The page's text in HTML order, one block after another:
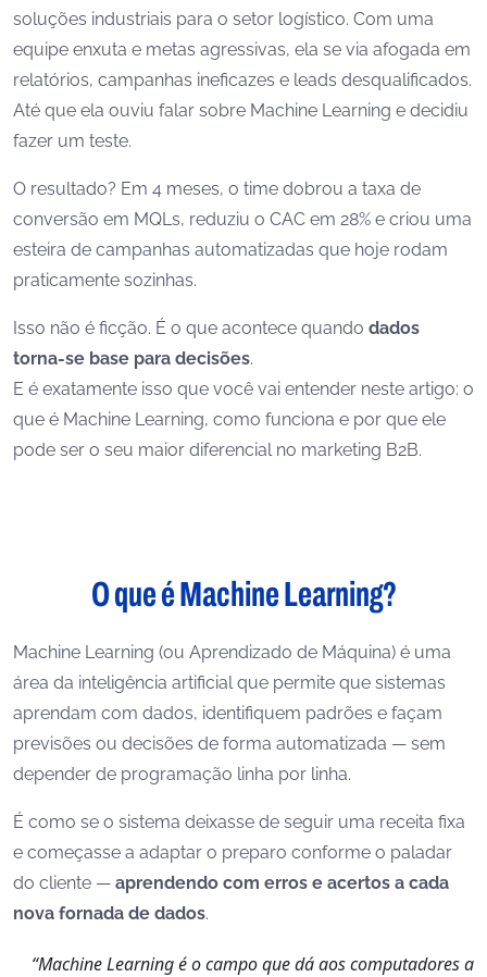
soluções industriais para o setor logístico. Com uma
equipe enxuta e metas agressivas, ela se via afogada em
relatórios, campanhas ineficazes e leads desqualificados.
Até que ela ouviu falar sobre Machine Learning e decidiu
fazer um teste.
O resultado? Em 4 meses, o time dobrou a taxa de
conversão em MQLs, reduziu o CAC em 28% e criou uma
esteira de campanhas automatizadas que hoje rodam
praticamente sozinhas.
Isso não é ficção. É o que acontece quando dados
torna-se base para decisões.
E é exatamente isso que você vai entender neste artigo: o
que é Machine Learning, como funciona e por que ele
pode ser o seu maior diferencial no marketing B2B.
O que é Machine Learning?
Machine Learning (ou Aprendizado de Máquina) é uma
área da inteligência artificial que permite que sistemas
aprendam com dados, identifiquem padrões e façam
previsões ou decisões de forma automatizada — sem
depender de programação linha por linha.
É como se o sistema deixasse de seguir uma receita fixa
e começasse a adaptar o preparo conforme o paladar
do cliente — aprendendo com erros e acertos a cada
nova fornada de dados.
“Machine Learning é o campo que dá aos computadores a